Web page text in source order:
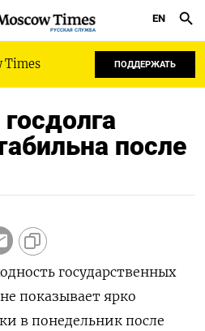
РУССКАЯ СЛУЖБА
EN
Times ПОДДЕРЖАТЬ
после
государственных
показывает ярко
в понедельник после